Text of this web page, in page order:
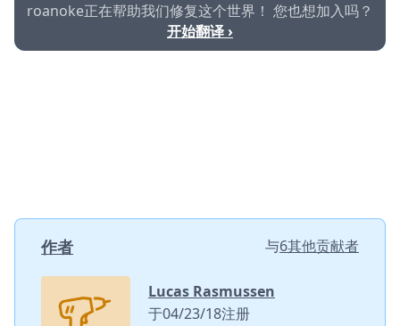
roanoke正在帮助我们修复这个世界！ 您也想加入吗？
开始翻译 ›
作者 与6其他贡献者
Lucas Rasmussen
于04/23/18注册